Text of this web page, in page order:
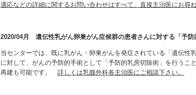
適応などの詳細に関するお問い合わせはすべて、直接主治医にお尋ね
2020/04月 遺伝性乳がん卵巣がん症候群の患者さんに対する「予防
当センターでは、既に乳がん・卵巣がんを発症されている「遺伝性
に対して、がんの予防的手術として「予防的乳房切除術」を行うこ
再建も可能です。 詳しくは乳腺外科各主治医にご相談下さい。